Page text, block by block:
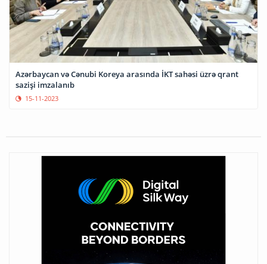
Azərbaycan və Cənubi Koreya arasında İKT sahəsi üzrə qrant
sazişi imzalanıb
15-11-2023